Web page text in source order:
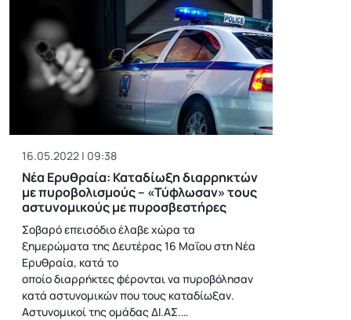
16.05.2022 | 09:38
Νέα Ερυθραία: Καταδίωξη διαρρηκτών
με πυροβολισμούς – «Τύφλωσαν» τους
αστυνομικούς με πυροσβεστήρες
Σοβαρό επεισόδιο έλαβε χώρα τα
ξημερώματα της Δευτέρας 16 Μαΐου στη Νέα
Ερυθραία, κατά το
οποίο διαρρήκτες φέρονται να πυροβόλησαν
κατά αστυνομικών που τους καταδίωξαν.
Αστυνομικοί της ομάδας ΔΙ.ΑΣ.…